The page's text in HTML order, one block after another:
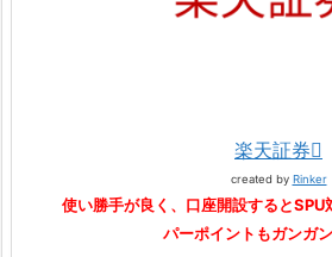
楽天証券
created by Rinker
使い勝手が良く、口座開設すると
パーポイントもガンガ